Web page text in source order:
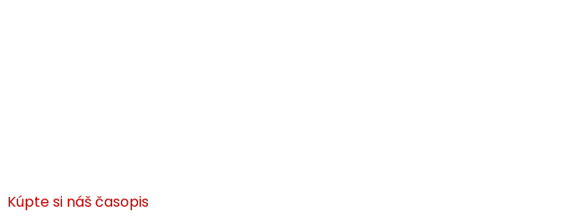
Kúpte si náš časopis